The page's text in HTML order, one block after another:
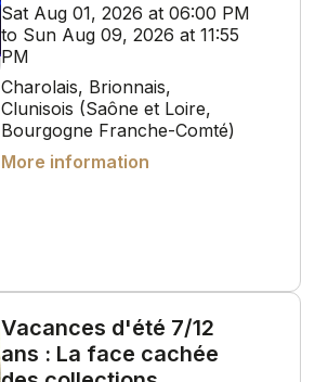
Sat Aug 01, 2026 at 06:00 PM
to Sun Aug 09, 2026 at 11:55
PM
Charolais, Brionnais,
Clunisois (Saône et Loire,
Bourgogne Franche-Comté)
More information
Vacances d'été 7/12
ans : La face cachée